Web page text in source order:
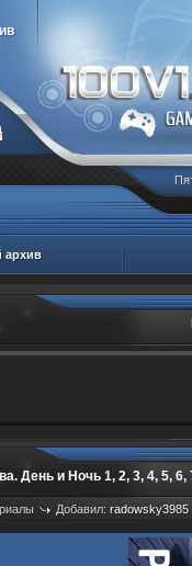
архив
День и Ночь 1, 2, 3, 4, 5, 6,
Добавил: radowsky3985
534